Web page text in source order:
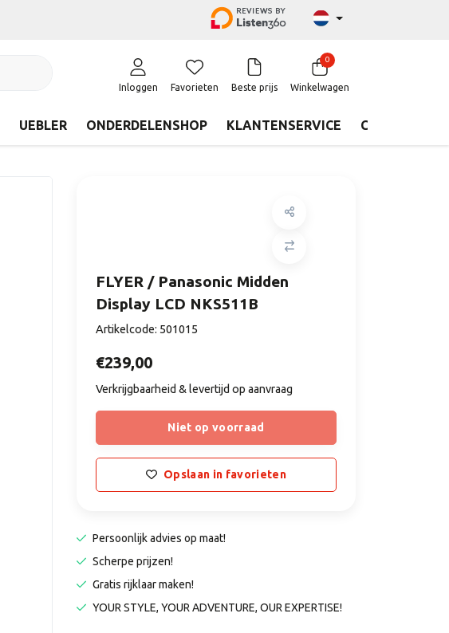
Inloggen Favorieten Beste prijs
0
Winkelwagen
UEBLER ONDERDELENSHOP KLANTENSERVICE CONTACT
FLYER / Panasonic Midden
Display LCD NKS511B
Artikelcode: 501015
€239,00
Verkrijgbaarheid & levertijd op aanvraag
Niet op voorraad
Opslaan in favorieten
Persoonlijk advies op maat!
Scherpe prijzen!
Gratis rijklaar maken!
YOUR STYLE, YOUR ADVENTURE, OUR EXPERTISE!